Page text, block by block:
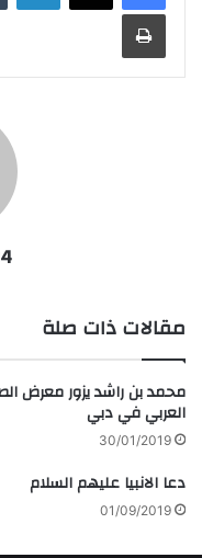
مقالات ذات صلة
محمد بن راشد يزور معرض
العربي في دبي
30/01/2019
دعا الانبيا عليهم السلام
01/09/2019